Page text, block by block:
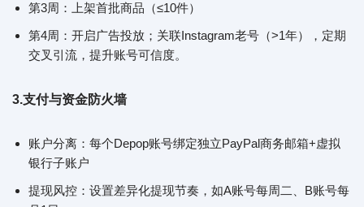
第3周：上架首批商品（≤10件）
第4周：开启广告投放；关联Instagram老号（>1年），定期
交叉引流，提升账号可信度。
3.支付与资金防火墙
账户分离：每个Depop账号绑定独立PayPal商务邮箱+虚拟
银行子账户
提现风控：设置差异化提现节奏，如A账号每周二、B账号每